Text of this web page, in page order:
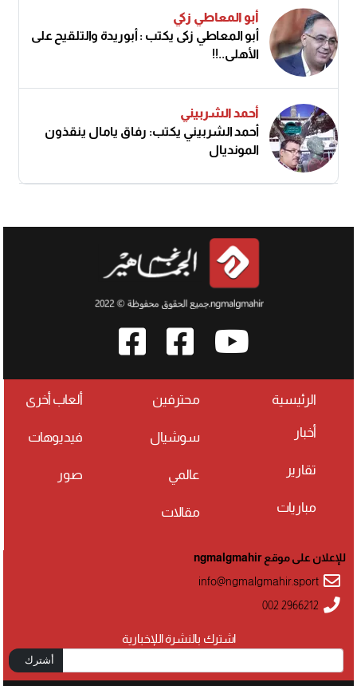
أبو المعاطي زكي
أبو المعاطي زكى يكتب : أبوريدة والتلقيح على
الأهلى..!!
أحمد الشربيني
أحمد الشربيني يكتب: رفاق يامال ينقذون
المونديال
الرئيسية
أخبار
تقارير
مباريات
محترفين
سوشيال
عالمي
مقالات
ألعاب أخرى
فيديوهات
صور
اشترك بالنشرة اللإخبارية
أشترك
للإعلان على موقع ngmalgmahir
info@ngmalgmahir.sport
002 2966212